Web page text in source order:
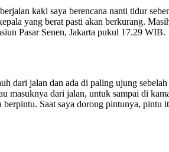
kaki saya berencana nanti tidur
yang berat pasti akan berkurang.
Pasar Senen, Jakarta pukul 17.29 WIB.
dari jalan dan ada di paling ujung sebelah
masuknya dari jalan, untuk sampai di
Saat saya dorong pintunya, pintu